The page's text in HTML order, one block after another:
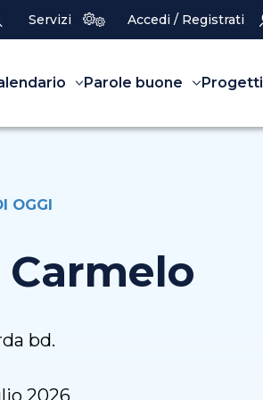
Servizi Accedi / Registrati
Parole buone Progetti
OGGI
Carmelo
bd.